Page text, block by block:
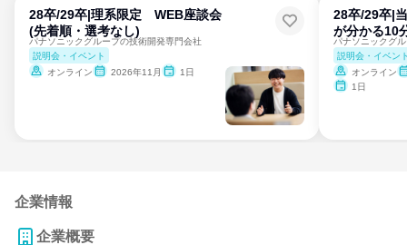
28卒/29卒|理系限定 WEB座談会
(先着順・選考なし)
パナソニックグループの技術開発専門会社
説明会・イベント
オンライン
2026年11月 1日
28卒/29卒|
が分かる10
パナソニックグ
説明会・イベン
オンライン
1日
企業情報
企業概要